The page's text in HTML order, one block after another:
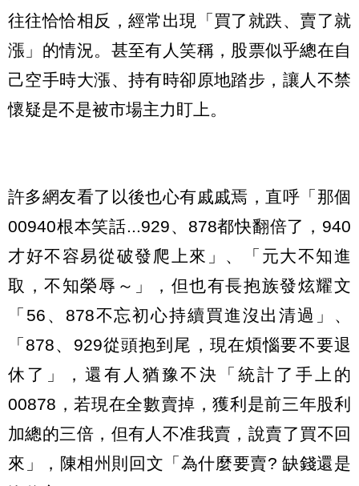
往往恰恰相反，經常出現「買了就跌、賣了就
漲」的情況。甚至有人笑稱，股票似乎總在自
己空手時大漲、持有時卻原地踏步，讓人不禁
懷疑是不是被市場主力盯上。
許多網友看了以後也心有戚戚焉，直呼「那個
00940根本笑話...929、878都快翻倍了，940
才好不容易從破發爬上來」、「元大不知進
取，不知榮辱～」，但也有長抱族發炫耀文
「56、878不忘初心持續買進沒出清過」、
「878、929從頭抱到尾，現在煩惱要不要退
休了」，還有人猶豫不決「統計了手上的
00878，若現在全數賣掉，獲利是前三年股利
加總的三倍，但有人不准我賣，說賣了買不回
來」，陳相州則回文「為什麼要賣? 缺錢還是